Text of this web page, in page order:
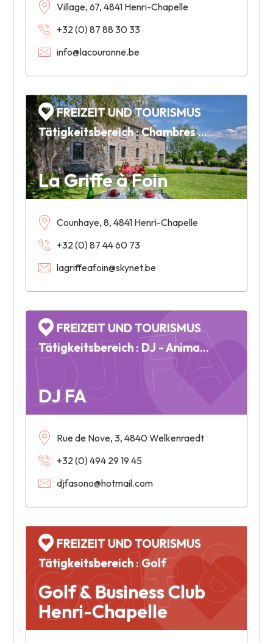
Village, 67, 4841 Henri-Chapelle
+32 (0) 87 88 30 33
info@lacouronne.be
La Griffe à Foin
FREIZEIT UND TOURISMUS
Tätigkeitsbereich : Chambres d'hôtes
Counhaye, 8, 4841 Henri-Chapelle
+32 (0) 87 44 60 73
lagriffeafoin@skynet.be
DJ FA
DJ FA
FREIZEIT UND TOURISMUS
Tätigkeitsbereich : DJ - Animation - Sonorisation & éclairage - Animateur de soirées - Discothèque mobile
Rue de Nove, 3, 4840 Welkenraedt
+32 (0) 494 29 19 45
djfasono@hotmail.com
Golf
Golf & Business Club
Henri-Chapelle
FREIZEIT UND TOURISMUS
Tätigkeitsbereich : Golf